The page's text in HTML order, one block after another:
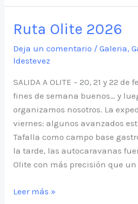
EN
SIDONIA
2026
Ruta Olite 2026
Deja un comentario /Galeria,
ldestevez
SALIDA A OLITE – 20, 21 y 22 de
fines de semana buenos… y
organizamos nosotros. La
viernes: algunos avanzados
Tafalla como campo base
la tarde, las autocaravanas
Olite con más precisión que
Ruta
Leer más »